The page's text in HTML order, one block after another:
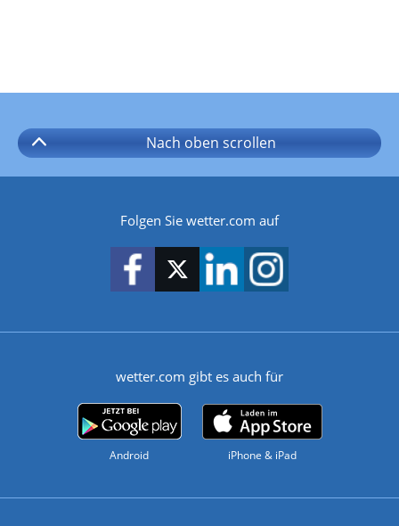
Nach oben scrollen
Folgen Sie wetter.com auf
wetter.com gibt es auch für
Android iPhone & iPad